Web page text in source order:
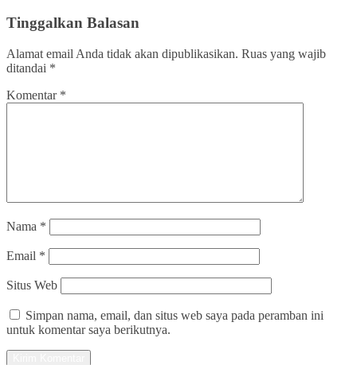
Tinggalkan Balasan
Alamat email Anda tidak akan dipublikasikan. Ruas yang wajib
ditandai *
Komentar *
Nama *
Email *
Situs Web
Simpan nama, email, dan situs web saya pada peramban ini
untuk komentar saya berikutnya.